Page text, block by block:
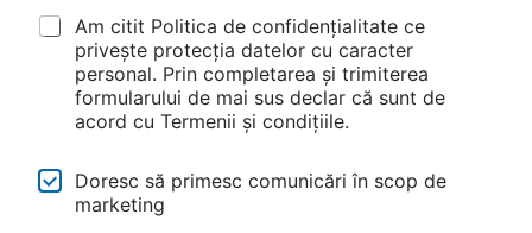
E
m
*
Am citit Politica de confidențialitate ce
privește protecția datelor cu caracter
personal. Prin completarea și trimiterea
formularului de mai sus declar că sunt de
acord cu Termenii și condițiile.
F
Doresc să primesc comunicări în scop de
marketing